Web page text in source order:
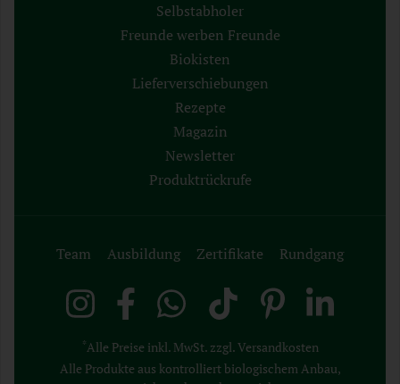
Selbstabholer
Freunde werben Freunde
Biokisten
Lieferverschiebungen
Rezepte
Magazin
Newsletter
Produktrückrufe
Team Ausbildung Zertifikate Rundgang
*Alle Preise inkl. MwSt. zzgl. Versandkosten
Alle Produkte aus kontrolliert biologischem Anbau,